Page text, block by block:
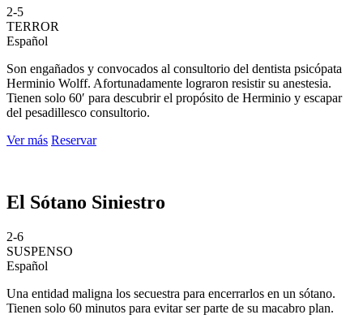
2-5
TERROR
Español
Son engañados y convocados al consultorio del dentista psicópata
Herminio Wolff. Afortunadamente lograron resistir su anestesia.
Tienen solo 60′ para descubrir el propósito de Herminio y escapar
del pesadillesco consultorio.
Ver más Reservar
El Sótano Siniestro
2-6
SUSPENSO
Español
Una entidad maligna los secuestra para encerrarlos en un sótano.
Tienen solo 60 minutos para evitar ser parte de su macabro plan.